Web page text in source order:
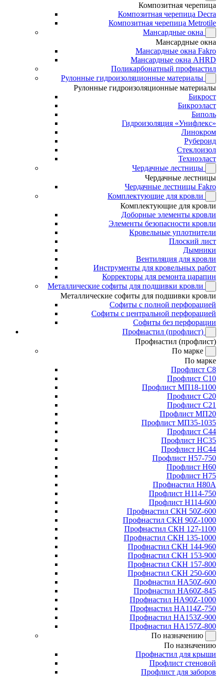
Композитная черепица
Композитная черепица Decra
Композитная черепица Metrotile
Мансардные окна
Мансардные окна
Мансардные окна Fakro
Мансардные окна AHRD
Поликарбонатный профнастил
Рулонные гидроизоляционные материалы
Рулонные гидроизоляционные материалы
Бикрост
Бикроэласт
Биполь
Гидроизоляция «Унифлекс»
Линокром
Рубероид
Стеклоизол
Техноэласт
Чердачные лестницы
Чердачные лестницы
Чердачные лестницы Fakro
Комплектующие для кровли
Комплектующие для кровли
Доборные элементы кровли
Элементы безопасности кровли
Кровельные уплотнители
Плоский лист
Дымники
Вентиляция для кровли
Инструменты для кровельных работ
Корректоры для ремонта царапин
Металлические софиты для подшивки кровли
Металлические софиты для подшивки кровли
Софиты с полной перфорацией
Софиты с центральной перфорацией
Софиты без перфорации
Профнастил (профлист)
Профнастил (профлист)
По марке
По марке
Профлист С8
Профлист С10
Профлист МП18-1100
Профлист С20
Профлист С21
Профлист МП20
Профлист МП35-1035
Профлист С44
Профлист НС35
Профлист НС44
Профлист Н57-750
Профлист Н60
Профлист Н75
Профнастил Н80А
Профлист Н114-750
Профлист Н114-600
Профнастил СКН 50Z-600
Профнастил СКН 90Z-1000
Профнастил СКН 127-1100
Профнастил СКН 135-1000
Профнастил СКН 144-960
Профнастил СКН 153-900
Профнастил СКН 157-800
Профнастил СКН 250-600
Профнастил НА50Z-600
Профнастил НА60Z-845
Профнастил НА90Z-1000
Профнастил НА114Z-750
Профнастил НА153Z-900
Профнастил НА157Z-800
По назначению
По назначению
Профнастил для крыши
Профлист стеновой
Профлист для заборов